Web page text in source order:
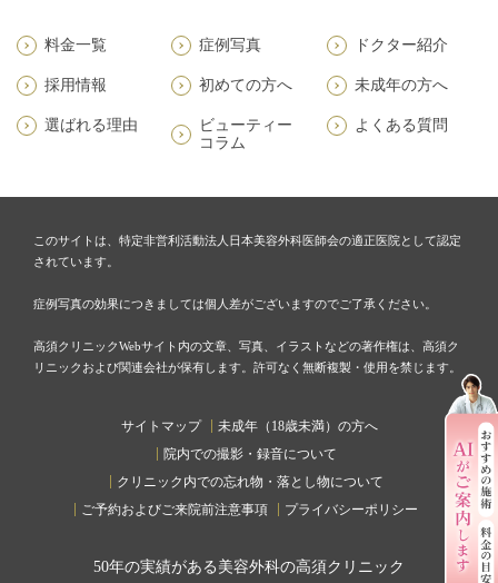
料金一覧 症例写真 ドクター紹介
採用情報 初めての方へ 未成年の方へ
選ばれる理由
ビューティー
コラム
よくある質問
このサイトは、特定非営利活動法人日本美容外科医師会の適正医院として認定
されています。
症例写真の効果につきましては個人差がございますのでご了承ください。
高須クリニックWebサイト内の文章、写真、イラストなどの著作権は、高須ク
リニックおよび関連会社が保有します。許可なく無断複製・使用を禁じます。
サイトマップ
未成年（18歳未満）の方へ
院内での撮影・録音について
クリニック内での忘れ物・落とし物について
ご予約およびご来院前注意事項
プライバシーポリシー
50年の実績がある美容外科の高須クリニック